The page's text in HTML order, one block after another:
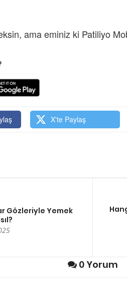
ama eminiz ki Patiliyo
X'te Paylaş
Gözleriyle Yemek
0 Yorum